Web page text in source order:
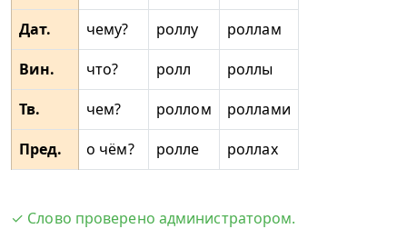
Дат.
чему? роллу
роллам
Вин.
что? ролл
роллы
Тв.
чем? роллом
роллами
Пред.
о чём? ролле роллах
✓ Слово проверено администратором.